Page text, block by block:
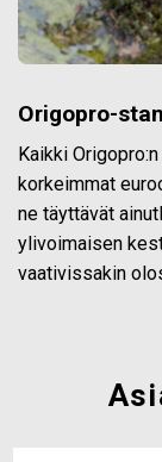
Origopro-
Kaikki
korkeimmat
ne täyttävät
ylivoimaisen
vaativissakin